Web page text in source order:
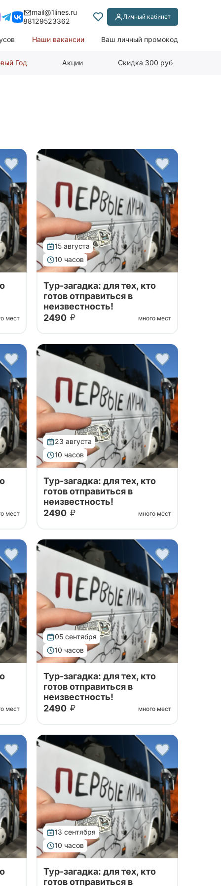
mail@1lines.ru
88129523362
Личный кабинет
Наши вакансии Ваш личный промокод
Год Акции Скидка 300 руб
мест
15 августа
10 часов
Хочется внезапно вырваться на
данный тур, а мы накануне
сообщим, куда именно
отправимся!
Тур-загадка: для тех, кто
готов отправиться в
неизвестность!
2490
много мест
мест
23 августа
10 часов
Хочется внезапно вырваться на
данный тур, а мы накануне
сообщим, куда именно
отправимся!
Тур-загадка: для тех, кто
готов отправиться в
неизвестность!
2490
много мест
мест
05 сентября
10 часов
Хочется внезапно вырваться на
данный тур, а мы накануне
сообщим, куда именно
отправимся!
Тур-загадка: для тех, кто
готов отправиться в
неизвестность!
2490
много мест
13 сентября
10 часов
Тур-загадка: для тех, кто
готов отправиться в